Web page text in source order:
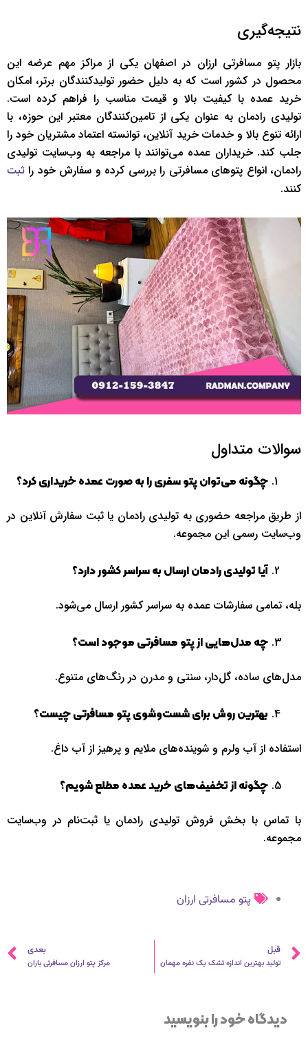
نتیجه‌گیری
بازار پتو مسافرتی ارزان در اصفهان یکی از مراکز مهم عرضه این
محصول در کشور است که به دلیل حضور تولیدکنندگان برتر، امکان
خرید عمده با کیفیت بالا و قیمت مناسب را فراهم کرده است.
تولیدی رادمان به عنوان یکی از تامین‌کنندگان معتبر این حوزه، با
ارائه تنوع بالا و خدمات خرید آنلاین، توانسته اعتماد مشتریان خود را
جلب کند. خریداران عمده می‌توانند با مراجعه به وب‌سایت تولیدی
رادمان، انواع پتوهای مسافرتی را بررسی کرده و سفارش خود را ثبت
کنند.
سوالات متداول
چگونه می‌توان پتو سفری را به صورت عمده خریداری کرد؟
از طریق مراجعه حضوری به تولیدی رادمان یا ثبت سفارش آنلاین در
وب‌سایت رسمی این مجموعه.
آیا تولیدی رادمان ارسال به سراسر کشور دارد؟
بله، تمامی سفارشات عمده به سراسر کشور ارسال می‌شود.
چه مدل‌هایی از پتو مسافرتی موجود است؟
مدل‌های ساده، گل‌دار، سنتی و مدرن در رنگ‌های متنوع.
بهترین روش برای شست‌وشوی پتو مسافرتی چیست؟
استفاده از آب ولرم و شوینده‌های ملایم و پرهیز از آب داغ.
چگونه از تخفیف‌های خرید عمده مطلع شویم؟
با تماس با بخش فروش تولیدی رادمان یا ثبت‌نام در وب‌سایت
مجموعه.
پتو مسافرتی ارزان
قبلی
قبل
تولید بهترین اندازه تشک یک نفره مهمان
بعدی
مرکز پتو ارزان مسافرتی باران
دیدگاه‌ خود را بنویسید